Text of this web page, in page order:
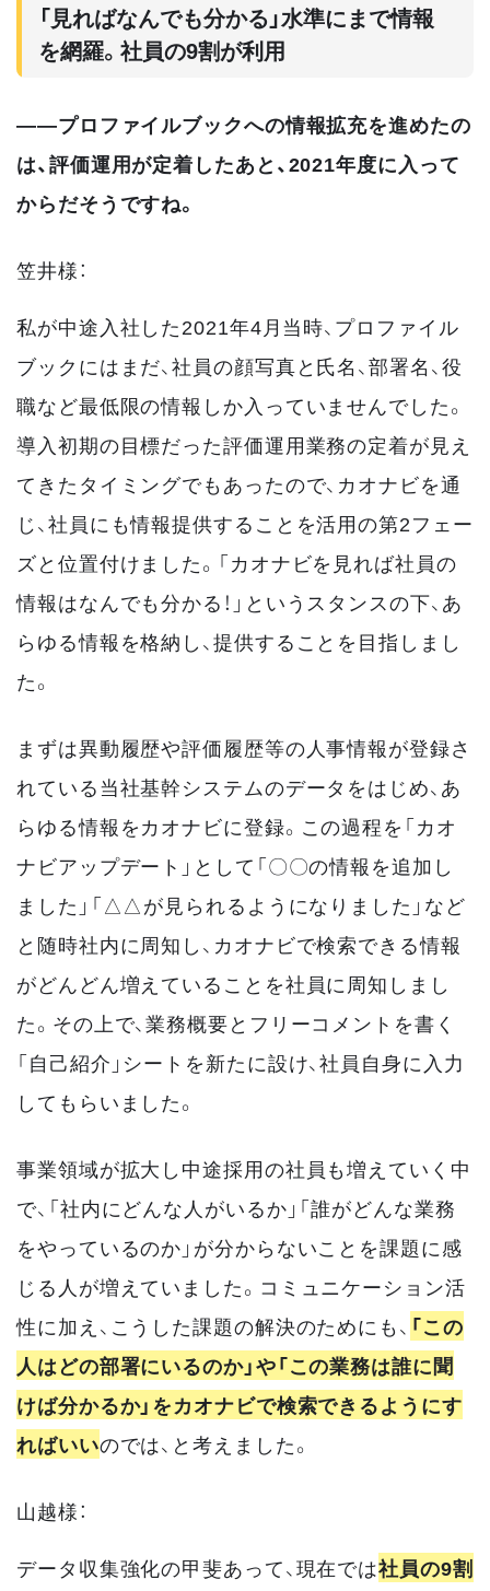
「見ればなんでも分かる」水準にまで情報
を網羅。社員の9割が利用
――プロファイルブックへの情報拡充を進めたの
は、評価運用が定着したあと、2021年度に入って
からだそうですね。
笠井様：
私が中途入社した2021年4月当時、プロファイル
ブックにはまだ、社員の顔写真と氏名、部署名、役
職など最低限の情報しか入っていませんでした。
導入初期の目標だった評価運用業務の定着が見え
てきたタイミングでもあったので、カオナビを通
じ、社員にも情報提供することを活用の第2フェー
ズと位置付けました。「カオナビを見れば社員の
情報はなんでも分かる！」というスタンスの下、あ
らゆる情報を格納し、提供することを目指しまし
た。
まずは異動履歴や評価履歴等の人事情報が登録さ
れている当社基幹システムのデータをはじめ、あ
らゆる情報をカオナビに登録。この過程を「カオ
ナビアップデート」として「〇〇の情報を追加し
ました」「△△が見られるようになりました」など
と随時社内に周知し、カオナビで検索できる情報
がどんどん増えていることを社員に周知しまし
た。その上で、業務概要とフリーコメントを書く
「自己紹介」シートを新たに設け、社員自身に入力
してもらいました。
事業領域が拡大し中途採用の社員も増えていく中
で、「社内にどんな人がいるか」「誰がどんな業務
をやっているのか」が分からないことを課題に感
じる人が増えていました。コミュニケーション活
性に加え、こうした課題の解決のためにも、 「この
人はどの部署にいるのか」や「この業務は誰に聞
けば分かるか」をカオナビで検索できるようにす
ればいいのでは、と考えました。
山越様：
データ収集強化の甲斐あって、現在では社員の9割